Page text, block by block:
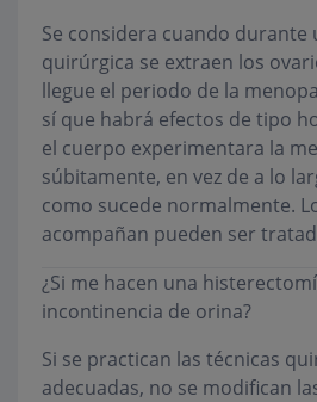
Se considera cuando durante
quirúrgica se extraen los
llegue el periodo de la
sí que habrá efectos de tipo
el cuerpo experimentara la
súbitamente, en vez de a lo
como sucede normalmente.
acompañan pueden ser
¿Si me hacen una
incontinencia de orina?
Si se practican las técnicas
adecuadas, no se modifican